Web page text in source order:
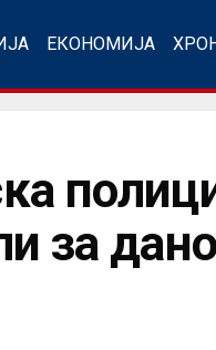
ЕКОНОМИЈА
за